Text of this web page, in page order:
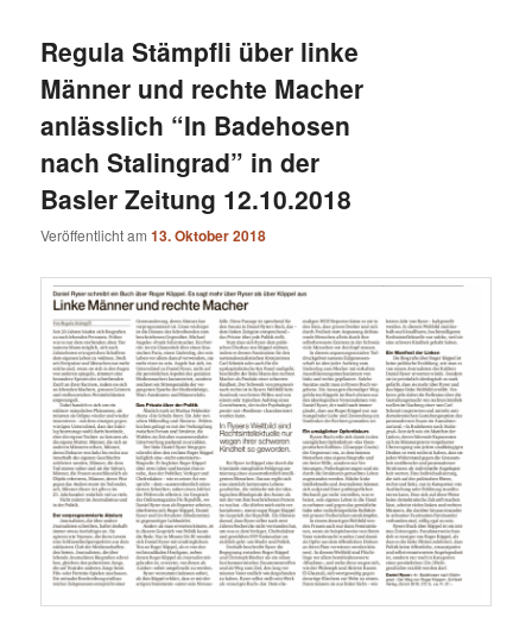
Regula Stämpfli über linke
Männer und rechte Macher
anlässlich “In Badehosen
nach Stalingrad” in der
Basler Zeitung 12.10.2018
Veröffentlicht am13. Oktober 2018